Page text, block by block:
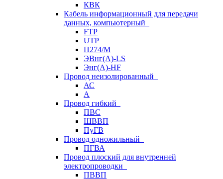
КВК
Кабель информационный для передачи
данных, компьютерный
FTP
UTP
П274/М
ЭВнг(А)-LS
Энг(А)-HF
Провод неизолированный
АС
А
Провод гибкий
ПВС
ШВВП
ПуГВ
Провод одножильный
ПГВА
Провод плоский для внутренней
электропроводки
ПВВП